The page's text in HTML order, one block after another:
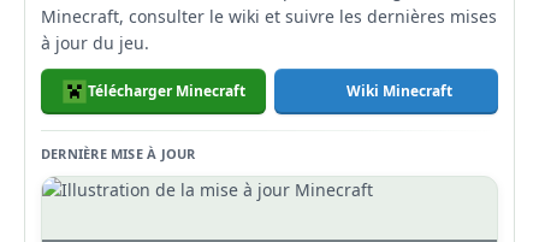
Minecraft, consulter le wiki et suivre les dernières mises
à jour du jeu.
Télécharger Minecraft Wiki Minecraft
DERNIÈRE MISE À JOUR